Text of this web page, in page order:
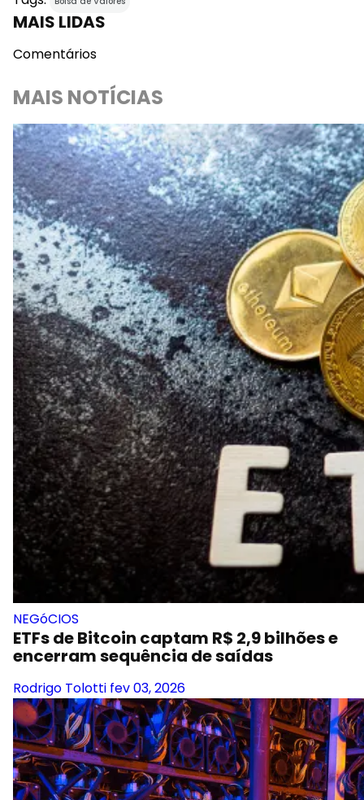
MAIS LIDAS
Comentários
MAIS NOTÍCIAS
NEGóCIOS
ETFs de Bitcoin captam R$ 2,9 bilhões e
encerram sequência de saídas
Rodrigo Tolotti fev 03, 2026